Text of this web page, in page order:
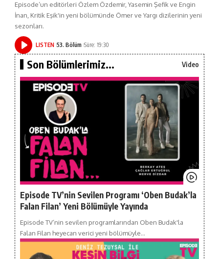
Episode’un editörleri Özlem Özdemir, Yasemin Şefik ve Engin
İnan, Kritik Eşik'in yeni bölümünde Ömer ve Yargı dizilerinin yeni
sezonları.
LISTEN 53. Bölüm Süre: 19:30
Son Bölümlerimiz... Video
Episode TV’nin Sevilen Programı ‘Oben Budak’la
Falan Filan’ Yeni Bölümüyle Yayında
Episode TV’nin sevilen programlarından Oben Budak'la
Falan Filan heyecan verici yeni bölümüyle…